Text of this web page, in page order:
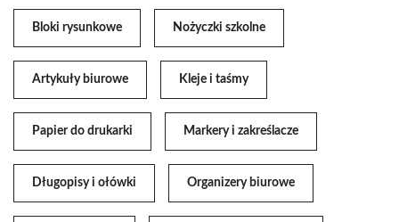
Bloki rysunkowe Nożyczki szkolne
Artykuły biurowe Kleje i taśmy
Papier do drukarki Markery i zakreślacze
Długopisy i ołówki Organizery biurowe